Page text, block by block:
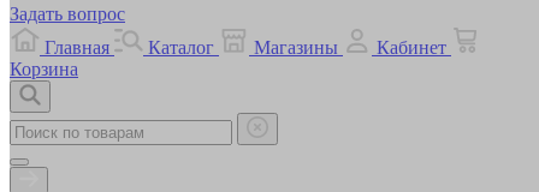
Задать вопрос
Главная
Каталог Магазины
Кабинет
Корзина